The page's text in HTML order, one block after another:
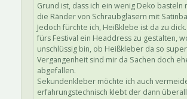
Grund ist, dass ich ein wenig Deko basteln
die Ränder von Schraubgläsern mit
Jedoch fürchte ich, Heißklebe ist da zu
fürs Festival ein Headdress zu gestalten,
unschlüssig bin, ob Heißkleber da so
Vergangenheit sind mir da Sachen doch
abgefallen.
Sekundenkleber möchte ich auch
erfahrungstechnisch klebt der dann